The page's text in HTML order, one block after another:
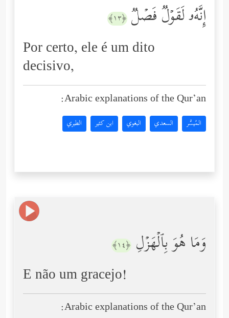
إِنَّهُۥ لَقَوۡلࣱ فَصۡلࣱ ﴿١٣﴾
Por certo, ele é um dito
decisivo,
Arabic explanations of the Qur’an:
المُيسَّر السعدي البغوي ابن كثير الطبري
وَمَا هُوَ بِٱلۡهَزۡلِ ﴿١٤﴾
E não um gracejo!
Arabic explanations of the Qur’an: